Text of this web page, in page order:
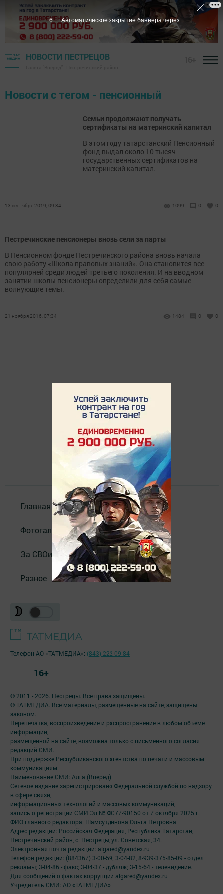
НОВОСТИ ПЕСТРЕЦОВ
Новости с тегом - пенсионный
Семьи продолжают получать
сертификаты на материнский капитал
В этом году татарстанский Пенсионный
фонд выдал около 10 тысяч
государственных сертификатов на
материнский капитал.
13 сентября 2019, 09:34 1099 0 0
Пестречинские пенсионеры вновь сели за парты
В Пенсионном фонде Пестречинского района вновь начала
свою работу «Школа правовых знаний». Она становится все
популярней среди людей третьего поколения. И на вводном
занятии школы пенсионеры определили для себя самые
волнующие темы.
21 ноября 2016, 07:34 1484 0 0
Главная
Фотогалереи
За СВОих
Разное
© 2011 - 2026. Пестрецы. Все права защищены.
© ТАТМЕДИА. Все материалы, размещенные на сайте, защищены
законом.
Перепечатка, воспроизведение и распространение в любом объеме
информации,
размещенной на сайте, возможна только с письменного согласия
редакций СМИ.
При поддержке Республиканского агентства по печати и массовым
коммуникациям.
Наименование СМИ: Алга (Вперед)
Сетевое издание зарегистрировано Федеральной службой по надзору
в сфере связи,
информационных технологий и массовых коммуникаций,
запись о регистрации СМИ Эл № ФС77-90150 от 7 октября 2025 г.
ФИО главного редактора: Шамсутдинова Ольга Петровна
Адрес редакции: Российская Федерация, Республика Татарстан,
Пестречинский район, с. Пестрецы, ул. Советская, 34.
Электронная почта редакции: algared@yandex.ru
Телефон редакции: (884367) 3-00-59; 3-04-82, 8-939-375-85-09 - отдел
рекламы; 3-04-86 - факс; 3-04-37 - дубляж; 3-15-64 - телевидение.
Для сообщений о фактах коррупции algared@yandex.ru
Учредитель СМИ: АО «ТАТМЕДИА»
Телефон АО «ТАТМЕДИА»: (843) 222 09 84
16+
6 Автоматическое закрытие баннера через